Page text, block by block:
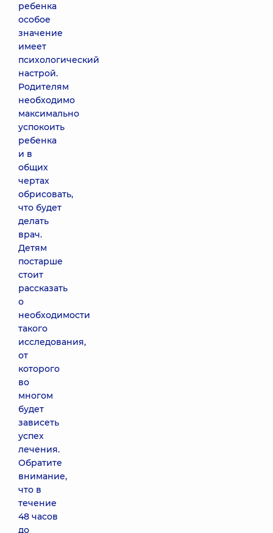
ребенка
особое
значение
имеет
психологический
настрой.
Родителям
необходимо
максимально
успокоить
ребенка
и в
общих
чертах
обрисовать,
что будет
делать
врач.
Детям
постарше
стоит
рассказать
о
необходимости
такого
исследования,
от
которого
во
многом
будет
зависеть
успех
лечения.
Обратите
внимание,
что в
течение
48 часов
до